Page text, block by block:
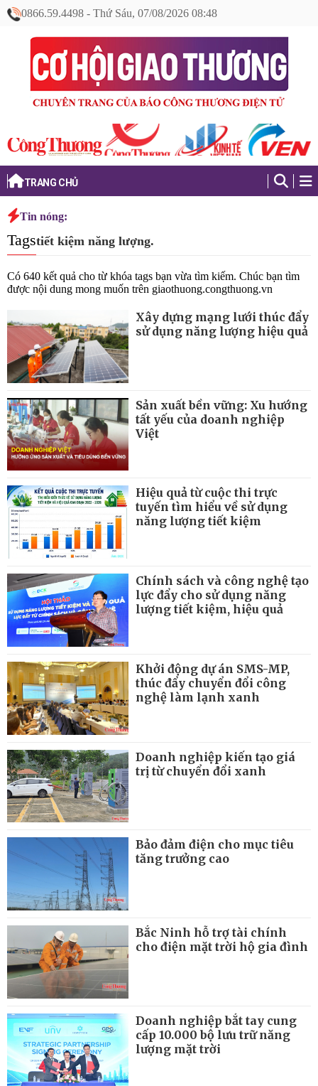
0866.59.4498 - Thứ Sáu, 07/08/2026 08:48
TRANG CHỦ
Tin nóng:
Tagstiết kiệm năng lượng.
Có 640 kết quả cho từ khóa tags bạn vừa tìm kiếm. Chúc bạn tìm
được nội dung mong muốn trên giaothuong.congthuong.vn
Xây dựng mạng lưới thúc đẩy
sử dụng năng lượng hiệu quả
Sản xuất bền vững: Xu hướng
tất yếu của doanh nghiệp
Việt
Hiệu quả từ cuộc thi trực
tuyến tìm hiểu về sử dụng
năng lượng tiết kiệm
Chính sách và công nghệ tạo
lực đẩy cho sử dụng năng
lượng tiết kiệm, hiệu quả
Khởi động dự án SMS-MP,
thúc đẩy chuyển đổi công
nghệ làm lạnh xanh
Doanh nghiệp kiến tạo giá
trị từ chuyển đổi xanh
Bảo đảm điện cho mục tiêu
tăng trưởng cao
Bắc Ninh hỗ trợ tài chính
cho điện mặt trời hộ gia đình
Doanh nghiệp bắt tay cung
cấp 10.000 bộ lưu trữ năng
lượng mặt trời